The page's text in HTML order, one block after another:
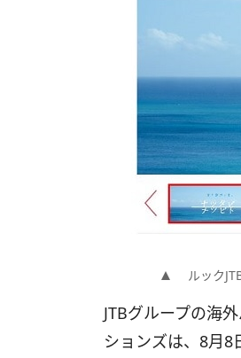
ルック
JTBグループの海
ションズは、8月8